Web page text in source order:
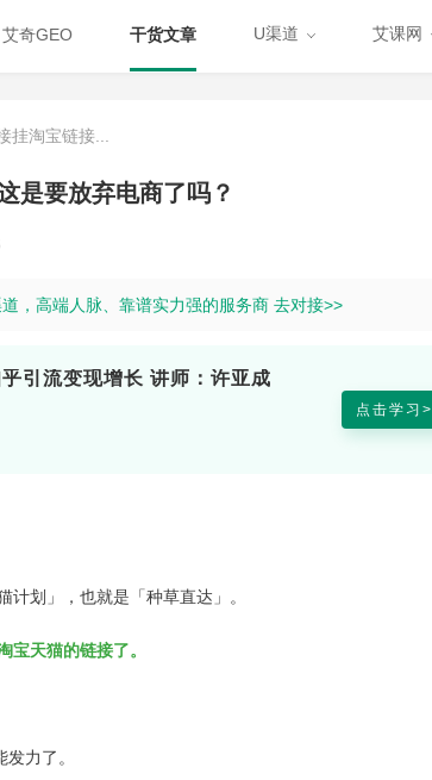
艾奇GEO 干货文章 U渠道 艾课网
挂淘宝链接...
是要放弃电商了吗？
，高端人脉、靠谱实力强的服务商 去对接>>
引流变现增长 讲师：许亚成
点击学习>
计划 」，也就是「种草直达」。
宝天猫的链接了。
力了。